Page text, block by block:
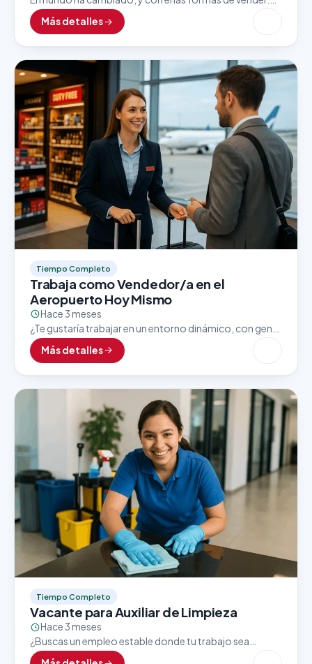
Hoy en día, las grandes marcas apuestan por asesores
comerciales que dominen el…
Más detalles
Tiempo Completo
Trabaja como Vendedor/a en el
Aeropuerto Hoy Mismo
Hace 3 meses
¿Te gustaría trabajar en un entorno dinámico, con gente
de todo el mundo y excelentes oportunidades de
crecimiento? Una importante tienda ubicada dentro
del…
Más detalles
Tiempo Completo
Vacante para Auxiliar de Limpieza
Hace 3 meses
¿Buscas un empleo estable donde tu trabajo sea
valorado y reconocido? Una empresa líder en su sector